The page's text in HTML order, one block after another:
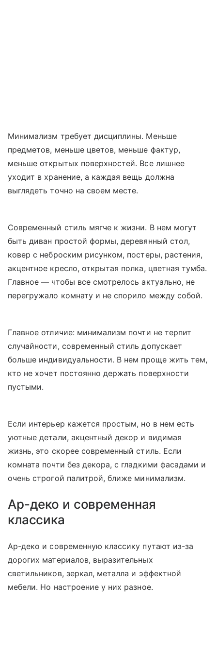
Минимализм требует дисциплины. Меньше
предметов, меньше цветов, меньше фактур,
меньше открытых поверхностей. Все лишнее
уходит в хранение, а каждая вещь должна
выглядеть точно на своем месте.
Современный стиль мягче к жизни. В нем могут
быть диван простой формы, деревянный стол,
ковер с неброским рисунком, постеры, растения,
акцентное кресло, открытая полка, цветная тумба.
Главное — чтобы все смотрелось актуально, не
перегружало комнату и не спорило между собой.
Главное отличие: минимализм почти не терпит
случайности, современный стиль допускает
больше индивидуальности. В нем проще жить тем,
кто не хочет постоянно держать поверхности
пустыми.
Если интерьер кажется простым, но в нем есть
уютные детали, акцентный декор и видимая
жизнь, это скорее современный стиль. Если
комната почти без декора, с гладкими фасадами и
очень строгой палитрой, ближе минимализм.
Ар-деко и современная
классика
Ар-деко и современную классику путают из-за
дорогих материалов, выразительных
светильников, зеркал, металла и эффектной
мебели. Но настроение у них разное.